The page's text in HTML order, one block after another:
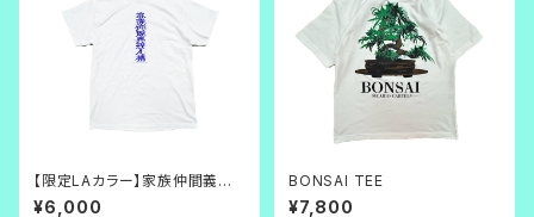
【限定LAカラー】家族仲間義理
人情 TEE_白×青
¥6,000
BONSAI TEE
¥7,800